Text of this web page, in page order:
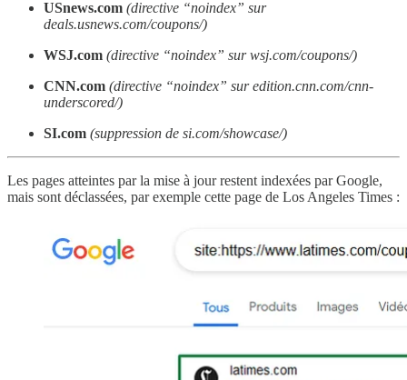
USnews.com (directive “noindex” sur
deals.usnews.com/coupons/)
WSJ.com (directive “noindex” sur wsj.com/coupons/)
CNN.com (directive “noindex” sur edition.cnn.com/cnn-
underscored/)
SI.com (suppression de si.com/showcase/)
Les pages atteintes par la mise à jour restent indexées par Google,
mais sont déclassées, par exemple cette page de Los Angeles Times :